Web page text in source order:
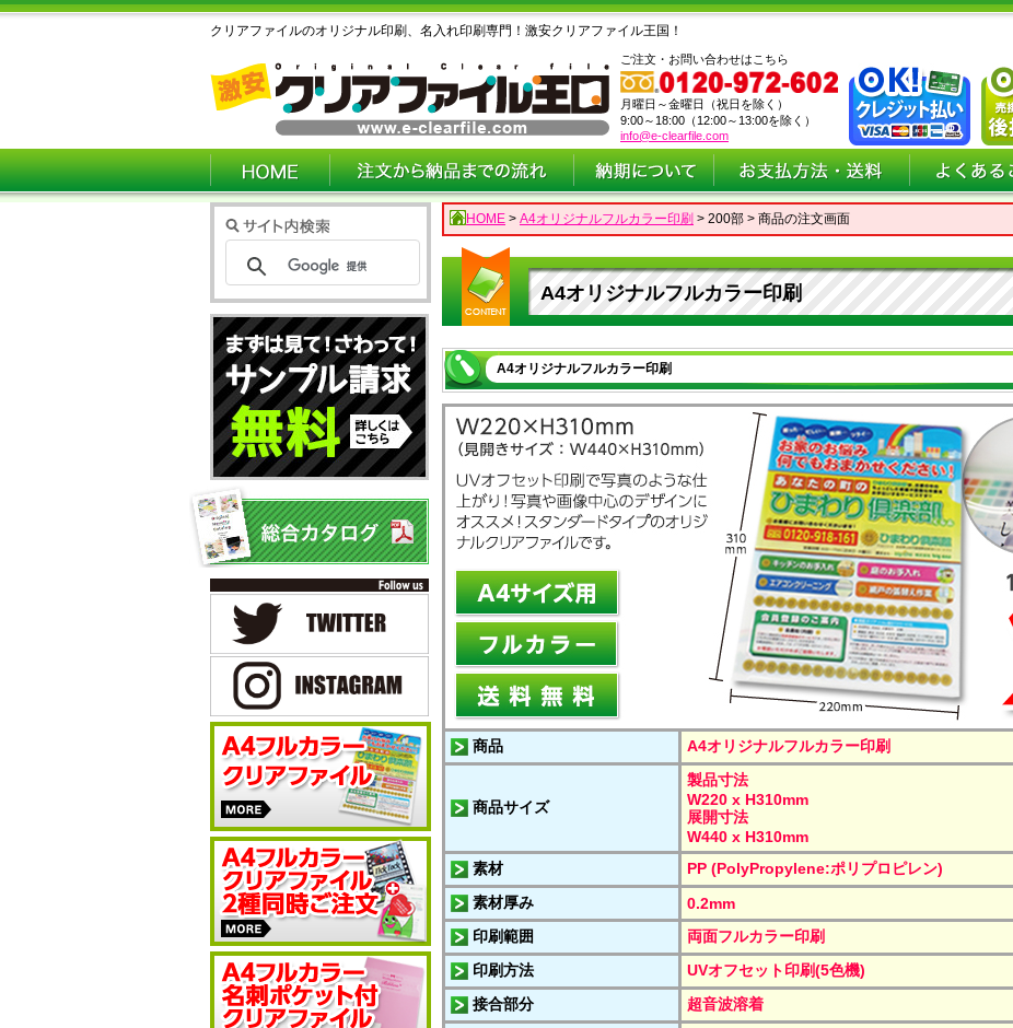
クリアファイルのオリジナル印刷、名入れ印刷専門！激安クリアファイル王国！
ご注文・お問い合わせはこちら
月曜日～金曜日（祝日を除く）
9:00～18:00（12:00～13:00を除く）
info@e-clearfile.com
HOME > A4オリジナルフルカラー印刷 > 200部 > 商品の注文画面
A4オリジナルフルカラー印刷
A4オリジナルフルカラー印刷
商品 A4オリジナルフルカラー印刷
商品サイズ
製品寸法
W220 x H310mm
展開寸法
W440 x H310mm
素材
PP (PolyPropylene:ポリプロピレン)
素材厚み
0.2mm
印刷範囲
両面フルカラー印刷
印刷方法
UVオフセット印刷(5色機)
接合部分
超音波溶着